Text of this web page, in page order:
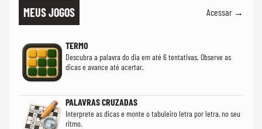
MEUS JOGOS Acessar →
TERMO
Descubra a palavra do dia em até 6 tentativas. Observe as
dicas e avance até acertar.
PALAVRAS CRUZADAS
Interprete as dicas e monte o tabuleiro letra por letra, no seu
ritmo.